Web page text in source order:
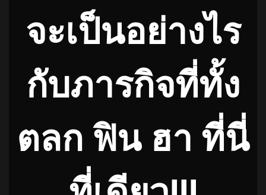
จะเป็นอย่างไร
กับภารกิจที่ทั้ง
ตลก ฟิน ฮา ที่นี่